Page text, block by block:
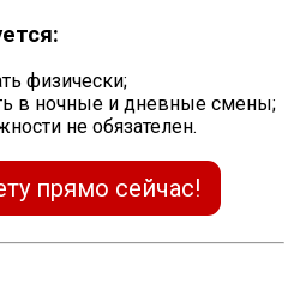
физически;
в ночные и дневные смены;
не обязателен.
прямо сейчас!